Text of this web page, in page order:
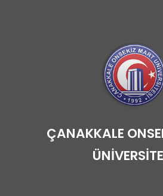
ÇANAKKALE